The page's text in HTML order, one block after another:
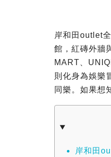
岸和田outlet
館，紅磚外牆
MART、
則化身為娛樂
同樂。如果想
岸和田